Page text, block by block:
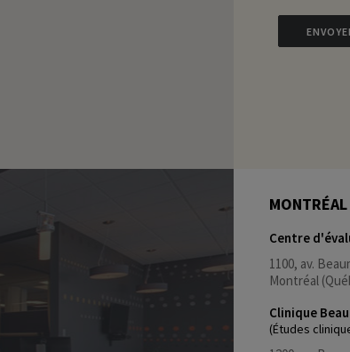
MONTRÉAL
Centre
1100, av.
Montréal
Clinique
(Études